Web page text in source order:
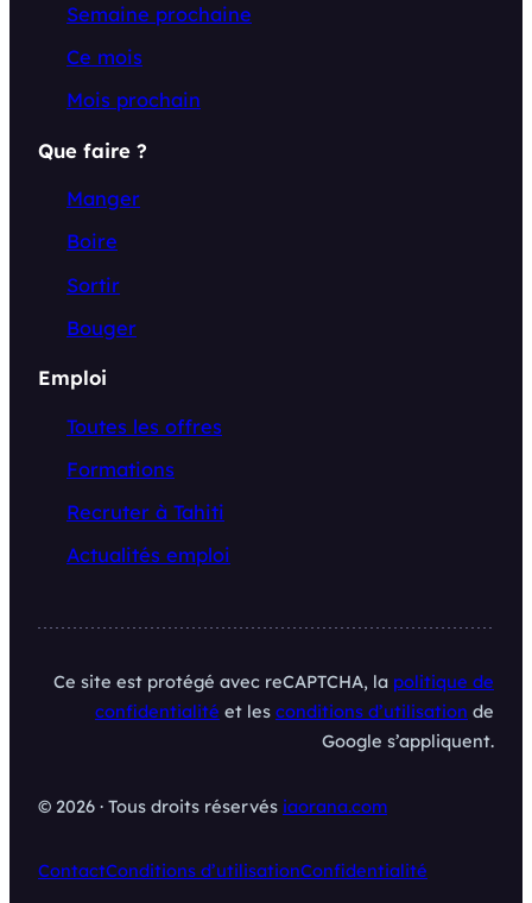
Semaine prochaine
Ce mois
Mois prochain
Que faire ?
Manger
Boire
Sortir
Bouger
Emploi
Toutes les offres
Formations
Recruter à Tahiti
Actualités emploi
Ce site est protégé avec reCAPTCHA, la politique de
confidentialité et les conditions d’utilisation de
Google s’appliquent.
© 2026 · Tous droits réservés iaorana.com
ContactConditions d’utilisationConfidentialité